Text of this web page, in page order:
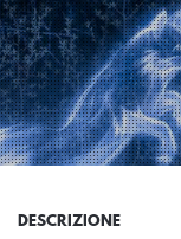
DESCRIZIONE